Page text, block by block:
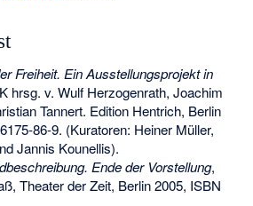
Freiheit. Ein Ausstellungsprojekt in
hrsg. v. Wulf Herzogenrath, Joachim
Tannert. Edition Hentrich, Berlin
86-9. (Kuratoren: Heiner Müller,
Jannis Kounellis).
Ende der Vorstellung,
Theater der Zeit, Berlin 2005, ISBN